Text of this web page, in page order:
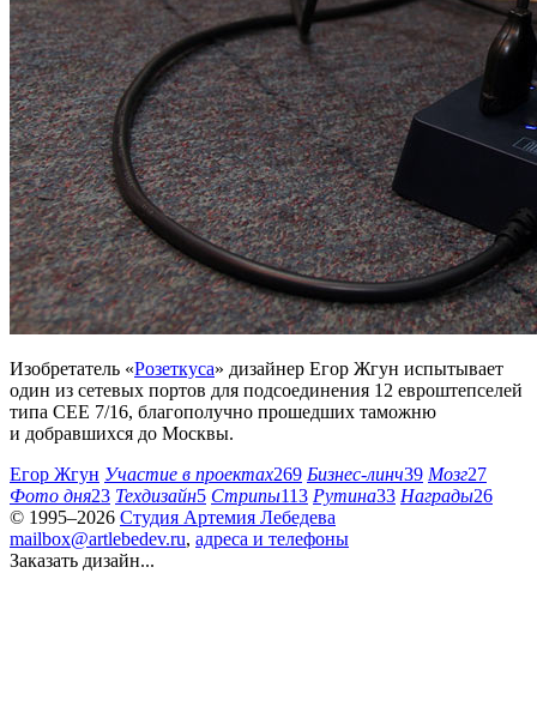
Изобретатель «Розеткуса» дизайнер Егор Жгун испытывает
один из сетевых портов для подсоединения 12 евроштепселей
типа CEE 7/16, благополучно прошедших таможню
и добравшихся до Москвы.
Егор Жгун Участие в проектах269 Бизнес-линч39 Мозг27
Фото дня23 Техдизайн5 Стрипы113 Рутина33 Награды26
© 1995–2026 Студия Артемия Лебедева
mailbox@artlebedev.ru, адреса и телефоны
Заказать дизайн...